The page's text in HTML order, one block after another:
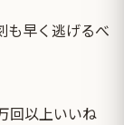
も早く逃げるべ
回以上いいね